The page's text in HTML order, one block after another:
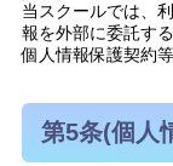
当スクールでは、
報を外部に委託す
個人情報保護契約
第5条(個人